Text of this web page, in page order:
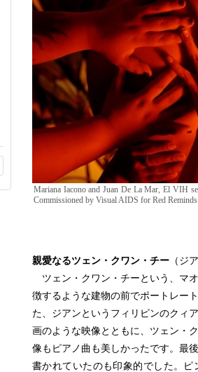
Mariana Iacono and Juan De La Mar, El VIH
Commissioned by Visual AIDS for Red
親愛なるツェン・クワン・チー （ジ
ツェン・クワン・チーという、マ
徴するような建物の前でポートレー
た、ジアンというフィリピンのクィ
画のような映像とともに、ツェン・
像もピアノ曲も美しかったです。最
書かれていたのも印象的でした。